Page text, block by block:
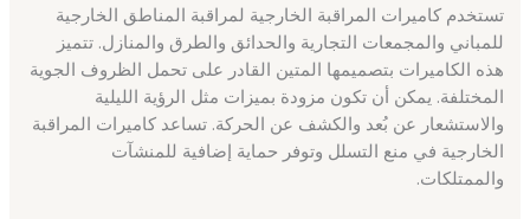
تستخدم كاميرات المراقبة الخارجية لمراقبة المناطق الخارجية
للمباني والمجمعات التجارية والحدائق والطرق والمنازل. تتميز
هذه الكاميرات بتصميمها المتين القادر على تحمل الظروف الجوية
المختلفة. يمكن أن تكون مزودة بميزات مثل الرؤية الليلية
والاستشعار عن بُعد والكشف عن الحركة. تساعد كاميرات المراقبة
الخارجية في منع التسلل وتوفر حماية إضافية للمنشآت
والممتلكات.